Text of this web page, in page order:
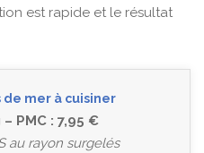
est rapide et le résultat
mer à cuisiner
PMC : 7,95 €
au rayon surgelés